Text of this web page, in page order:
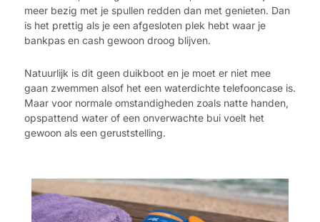
meer bezig met je spullen redden dan met genieten. Dan
is het prettig als je een afgesloten plek hebt waar je
bankpas en cash gewoon droog blijven.
Natuurlijk is dit geen duikboot en je moet er niet mee
gaan zwemmen alsof het een waterdichte telefooncase is.
Maar voor normale omstandigheden zoals natte handen,
opspattend water of een onverwachte bui voelt het
gewoon als een geruststelling.